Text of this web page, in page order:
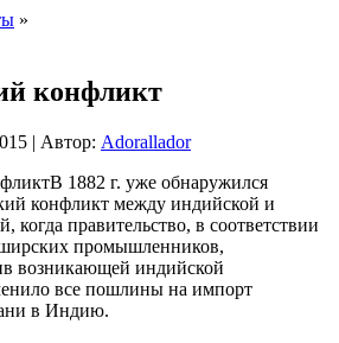
»
конфликт
| Автор: Adorallador
В 1882 г. уже обнаружился
конфликт между индийской и
когда правительство, в соответствии
промышленников,
возникающей индийской
все пошлины на импорт
в Индию.